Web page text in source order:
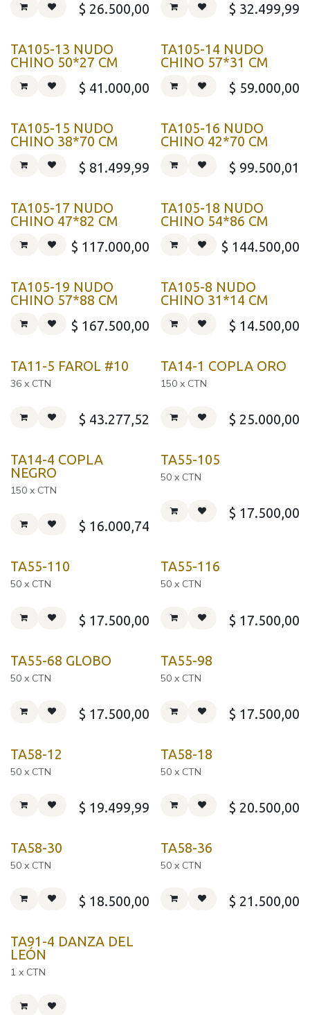
$ 26.500,00
$ 32.499,99
TA105-13 NUDO
CHINO 50*27 CM
$ 41.000,00
TA105-14 NUDO
CHINO 57*31 CM
$ 59.000,00
TA105-15 NUDO
CHINO 38*70 CM
$ 81.499,99
TA105-16 NUDO
CHINO 42*70 CM
$ 99.500,01
TA105-17 NUDO
CHINO 47*82 CM
$ 117.000,00
TA105-18 NUDO
CHINO 54*86 CM
$ 144.500,00
TA105-19 NUDO
CHINO 57*88 CM
$ 167.500,00
TA105-8 NUDO
CHINO 31*14 CM
$ 14.500,00
TA11-5 FAROL #10
36 x CTN
$ 43.277,52
TA14-1 COPLA ORO
150 x CTN
$ 25.000,00
TA14-4 COPLA
NEGRO
150 x CTN
$ 16.000,74
TA55-105
50 x CTN
$ 17.500,00
TA55-110
50 x CTN
$ 17.500,00
TA55-116
50 x CTN
$ 17.500,00
TA55-68 GLOBO
50 x CTN
$ 17.500,00
TA55-98
50 x CTN
$ 17.500,00
TA58-12
50 x CTN
$ 19.499,99
TA58-18
50 x CTN
$ 20.500,00
TA58-30
50 x CTN
$ 18.500,00
TA58-36
50 x CTN
$ 21.500,00
TA91-4 DANZA DEL
LEÓN
1 x CTN